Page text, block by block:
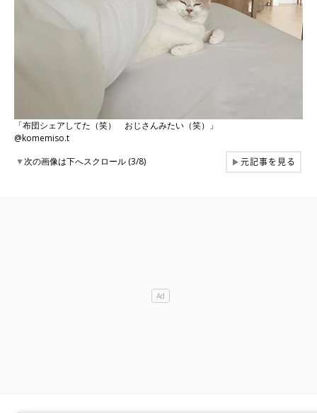
「布団シェアしてた（笑） おじさんみたい（笑）」
@komemiso.t
▼次の画像は下へスクロール (3/8) ▶元記事を見る